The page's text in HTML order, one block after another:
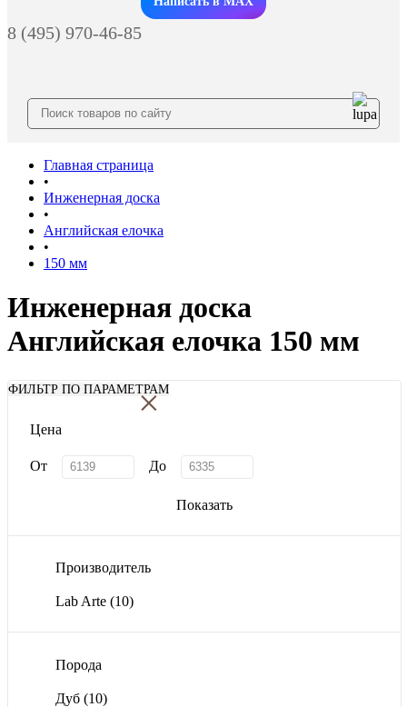
8 (495) 970-46-85
Главная страница
•
Инженерная доска
•
Английская елочка
•
150 мм
Инженерная доска
Английская елочка 150 мм
ФИЛЬТР ПО ПАРАМЕТРАМ
×
Цена
От До
Показать
Производитель
Lab Arte (10)
Порода
Дуб (10)